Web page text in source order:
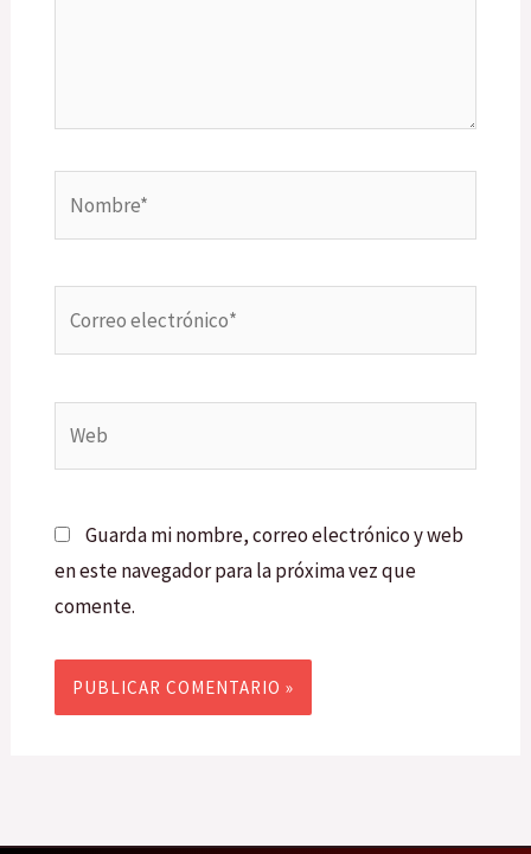
Guarda mi nombre, correo electrónico y web
en este navegador para la próxima vez que
comente.